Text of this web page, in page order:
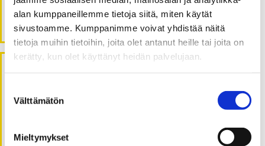
alan kumppaneillemme tietoja siitä, miten käytät
sivustoamme. Kumppanimme voivat yhdistää näitä
tietoja muihin tietoihin, joita olet antanut heille tai joita on
kerätty, kun olet käyttänyt heidän palvelujaan.
valinta
Välttämätön
Mieltymykset
ETSI:
Auta asiakasta – tavoitteena vaivaton ja